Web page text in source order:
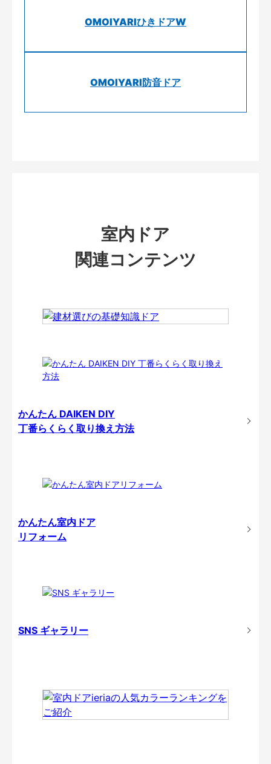
OMOIYARIひきドアW
OMOIYARI防音ドア
室内ドア
関連コンテンツ
かんたん DAIKEN DIY
丁番らくらく取り換え方法
かんたん室内ドア
リフォーム
SNS ギャラリー